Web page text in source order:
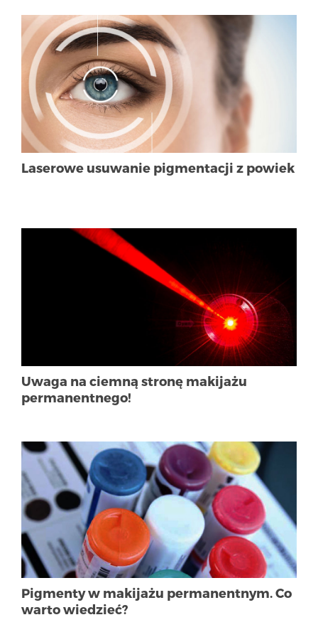
Laserowe usuwanie pigmentacji z powiek
Uwaga na ciemną stronę makijażu
permanentnego!
Pigmenty w makijażu permanentnym. Co
warto wiedzieć?